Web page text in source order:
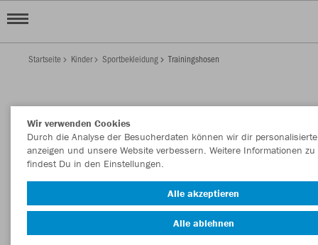
Startseite Kinder Sportbekleidung Trainingshosen
KINDER TRAININGSHOSEN
Filter anzeigen Sortieren nach
Trainingshosen Shorts
Wir verwenden Cookies
Durch die Analyse der Besucherdaten können wir dir
anzeigen und unsere Website verbessern. Weitere Informationen zu
findest Du in den Einstellungen.
Alle akzeptieren
Alle ablehnen